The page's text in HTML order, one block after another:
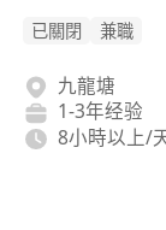
已關閉 兼職
九龍塘
1-3年经验
8小時以上/